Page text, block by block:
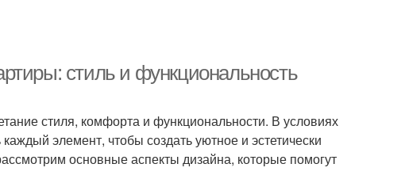
стиль и функциональность
стиля, комфорта и функциональности. В условиях
элемент, чтобы создать уютное и эстетически
основные аспекты дизайна, которые помогут